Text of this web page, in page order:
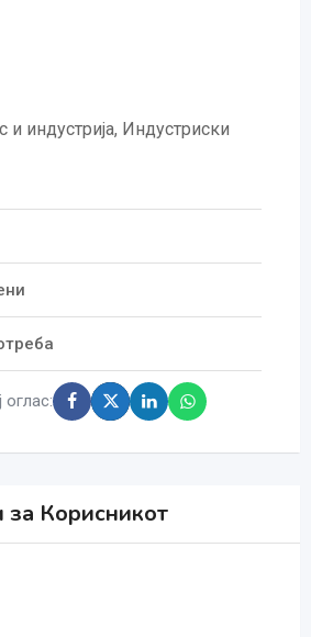
и индустрија, Индустриски
оглас:
Корисникот